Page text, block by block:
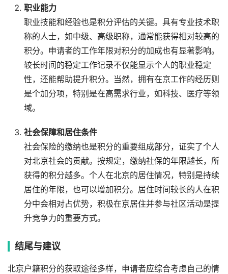
职业能力
职业技能和经验也是积分评估的关键。具有专业技术职
称的人士，如中级、高级职称，通常能获得相对较高的
积分。申请者的工作年限对积分的加成也有显著影响。
较长时间的稳定工作记录不仅能显示个人的职业稳定
性，还能帮助提升积分。当然，拥有在京工作的经历则
是个加分项，特别是在高需求行业，如科技、医疗等领
域。
社会保障和居住条件
社会保险的缴纳也是积分的重要组成部分，证实了个人
对北京社会的贡献。按规定，缴纳社保的年限越长，所
获得的积分越多。个人在北京的居住情况，特别是持续
居住的年限，也可以增加积分。居住时间较长的人在积
分中会相对占优势，积极在京居住并参与社区活动是提
升竞争力的重要方式。
结尾与建议
北京户籍积分的获取途径多样，申请者应综合考虑自己的情